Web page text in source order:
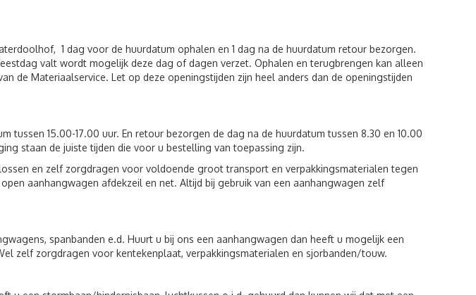
1 dag voor de huurdatum ophalen en 1 dag na de huurdatum retour bezorgen.
valt wordt mogelijk deze dag of dagen verzet. Ophalen en terugbrengen kan alleen
de Materiaalservice. Let op deze openingstijden zijn heel anders dan de openingstijden
tussen 15.00-17.00 uur. En retour bezorgen de dag na de huurdatum tussen 8.30 en 10.00
staan de juiste tijden die voor u bestelling van toepassing zijn.
en zelf zorgdragen voor voldoende groot transport en verpakkingsmaterialen tegen
aanhangwagen afdekzeil en net. Altijd bij gebruik van een aanhangwagen zelf
spanbanden e.d. Huurt u bij ons een aanhangwagen dan heeft u mogelijk een
zelf zorgdragen voor kentekenplaat, verpakkingsmaterialen en sjorbanden/touw.